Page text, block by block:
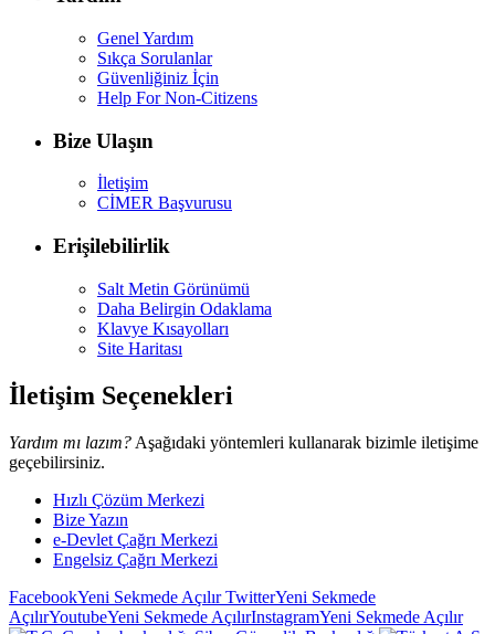
Genel Yardım
Sıkça Sorulanlar
Güvenliğiniz İçin
Help For Non-Citizens
Bize Ulaşın
İletişim
CİMER Başvurusu
Erişilebilirlik
Salt Metin Görünümü
Daha Belirgin Odaklama
Klavye Kısayolları
Site Haritası
İletişim Seçenekleri
Yardım mı lazım? Aşağıdaki yöntemleri kullanarak bizimle iletişime
geçebilirsiniz.
Hızlı Çözüm Merkezi
Bize Yazın
e-Devlet Çağrı Merkezi
Engelsiz Çağrı Merkezi
FacebookYeni Sekmede AçılırTwitterYeni Sekmede
AçılırYoutubeYeni Sekmede AçılırInstagramYeni Sekmede Açılır